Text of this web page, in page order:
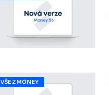
VŠE Z MONEY